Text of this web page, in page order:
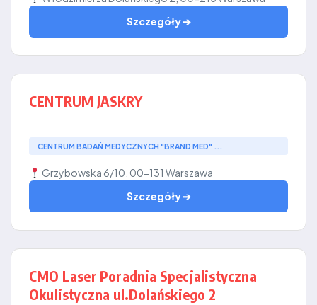
Szczegóły ➔
CENTRUM JASKRY
CENTRUM BADAŃ MEDYCZNYCH "BRAND MED" ...
Grzybowska 6/10, 00-131 Warszawa
Szczegóły ➔
CMO Laser Poradnia Specjalistyczna
Okulistyczna ul.Dolańskiego 2